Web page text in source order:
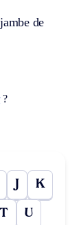
de
?
J K
T U